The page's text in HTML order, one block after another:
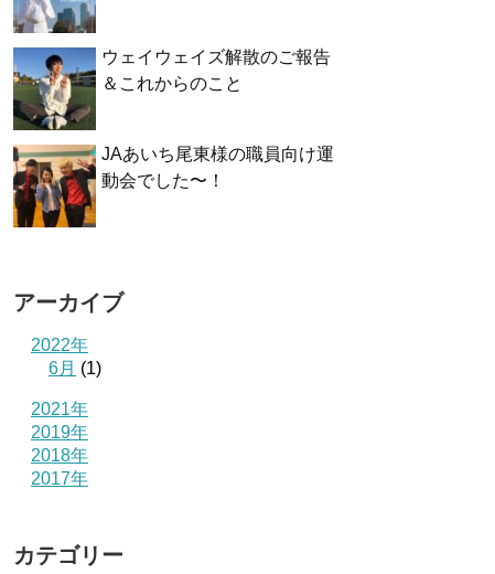
ウェイウェイズ解散のご報告
＆これからのこと
JAあいち尾東様の職員向け運
動会でした〜！
アーカイブ
2022年
6月 (1)
2021年
2019年
2018年
2017年
カテゴリー